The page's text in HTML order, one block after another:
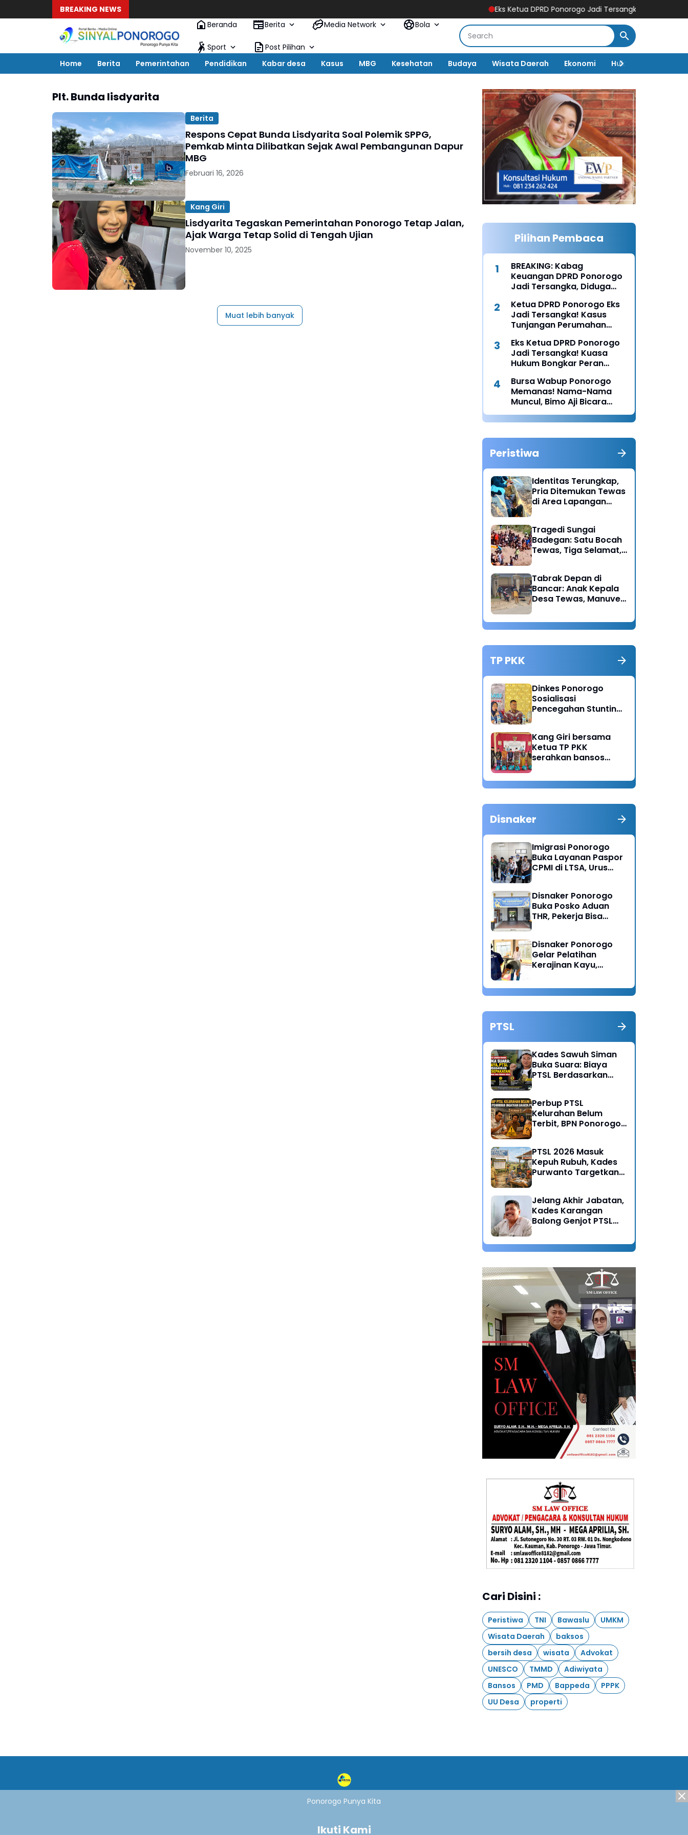
BREAKING NEWS
Eks Ketua DPRD Ponorogo Jadi Tersangka! Kuasa Hukum
Beranda
Berita Media Network Bola
Sport
Post Pilihan
Home
Berita Pemerintahan Pendidikan Kabar desa Kasus MBG Kesehatan Budaya Wisata Daerah Ekonomi Hukum & Kriminal
Plt. Bunda lisdyarita
Berita
Respons Cepat Bunda Lisdyarita Soal Polemik SPPG,
Pemkab Minta Dilibatkan Sejak Awal Pembangunan Dapur
MBG
Februari 16, 2026
Kang Giri
Lisdyarita Tegaskan Pemerintahan Ponorogo Tetap Jalan,
Ajak Warga Tetap Solid di Tengah Ujian
November 10, 2025
Muat lebih banyak
Pilihan Pembaca
BREAKING: Kabag
Keuangan DPRD Ponorogo
Jadi Tersangka, Diduga
Ketua DPRD Ponorogo Eks
Jadi Tersangka! Kasus
Tunjangan Perumahan
Eks Ketua DPRD Ponorogo
Jadi Tersangka! Kuasa
Hukum Bongkar Peran
Uji Prosesnya”
Bursa Wabup Ponorogo
Memanas! Nama-Nama
Muncul, Bimo Aji Bicara
“Chemistry” dengan Bunda
Rita
Peristiwa
Identitas Terungkap,
Pria Ditemukan Tewas
di Area Lapangan
Hipertensi
Tragedi Sungai
Badegan: Satu Bocah
Tewas, Tiga Selamat,
Tabrak Depan di
Bancar: Anak Kepala
Desa Tewas, Manuver
Diduga Jadi Pemicu
TP PKK
Dinkes Ponorogo
Sosialisasi
Pencegahan Stunting,
Emas
Kang Giri bersama
Ketua TP PKK
serahkan bansos
Sukorejo Ponorogo
Disnaker
Imigrasi Ponorogo
Buka Layanan Paspor
CPMI di LTSA, Urus
Disnaker Ponorogo
Buka Posko Aduan
THR, Pekerja Bisa
Disnaker Ponorogo
Gelar Pelatihan
Kerajinan Kayu,
Wirausaha Baru
PTSL
Kades Sawuh Siman
Buka Suara: Biaya
PTSL Berdasarkan
Perbup PTSL
Kelurahan Belum
Terbit, BPN Ponorogo
PTSL 2026 Masuk
Kepuh Rubuh, Kades
Purwanto Targetkan
Jelang Akhir Jabatan,
Kades Karangan
Balong Genjot PTSL
Administrasi untuk
Generasi Mendatang
Cari Disini :
Peristiwa TNI Bawaslu
UMKM
Wisata Daerah
baksos
bersih desa
wisata
Advokat
UNESCO
TMMD
Adiwiyata
Bansos
PMD Bappeda
PPPK
UU Desa
properti
Ponorogo Punya Kita
Ikuti Kami